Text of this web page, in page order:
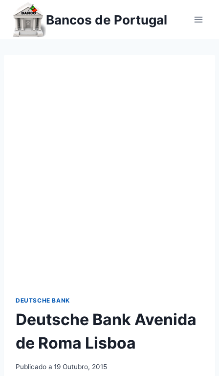
para
Bancos de Portugal
DEUTSCHE BANK
Deutsche Bank Avenida
de Roma Lisboa
Publicado a 19 Outubro, 2015